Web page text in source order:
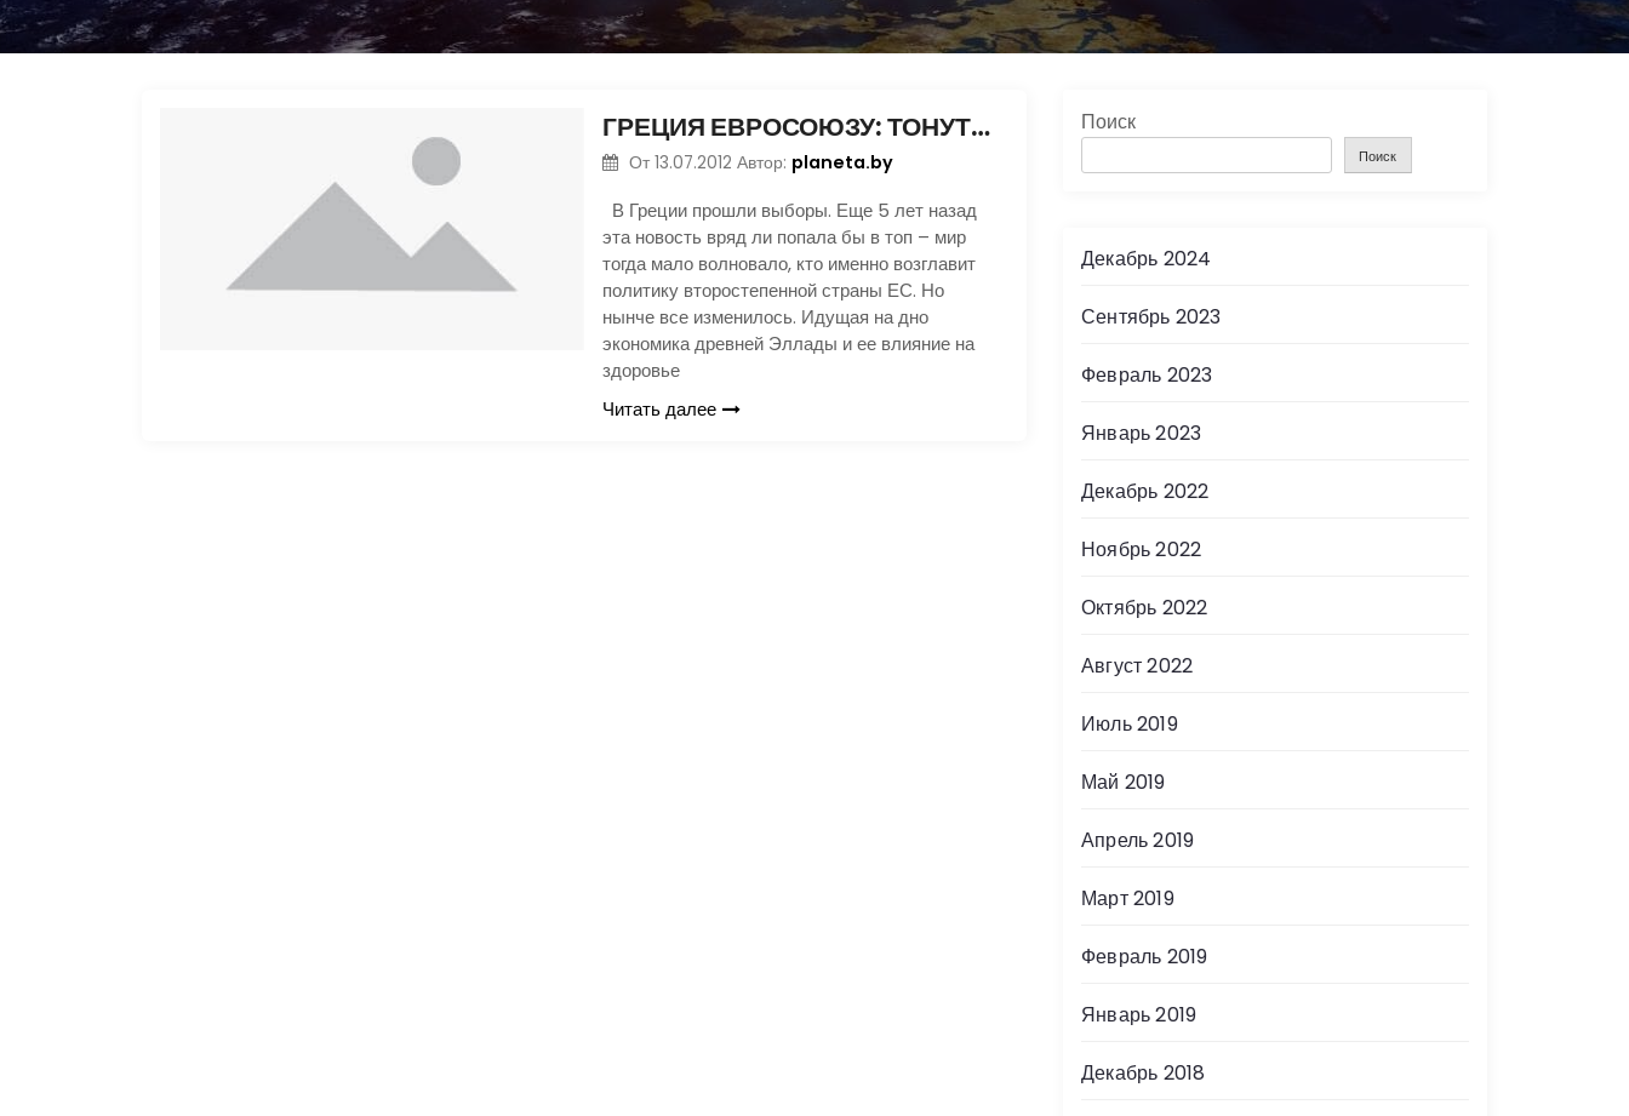
ГРЕЦИЯ ЕВРОСОЮЗУ: ТОНУТЬ БУДЕМ ВМЕСТЕ
От 13.07.2012 Автор: planeta.by
В Греции прошли выборы. Еще 5 лет назад
эта новость вряд ли попала бы в топ – мир
тогда мало волновало, кто именно возглавит
политику второстепенной страны ЕС. Но
нынче все изменилось. Идущая на дно
экономика древней Эллады и ее влияние на
здоровье
Читать далее
Поиск
Поиск
Декабрь 2024
Сентябрь 2023
Февраль 2023
Январь 2023
Декабрь 2022
Ноябрь 2022
Октябрь 2022
Август 2022
Июль 2019
Май 2019
Апрель 2019
Март 2019
Февраль 2019
Январь 2019
Декабрь 2018